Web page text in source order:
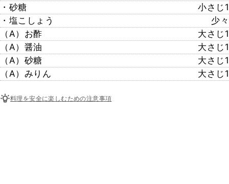
・砂糖
小さじ1
・塩こしょう
少々
（A）お酢
大さじ1
（A）醤油
大さじ1
（A）砂糖
大さじ1
（A）みりん
大さじ1
料理を安全に楽しむための注意事項